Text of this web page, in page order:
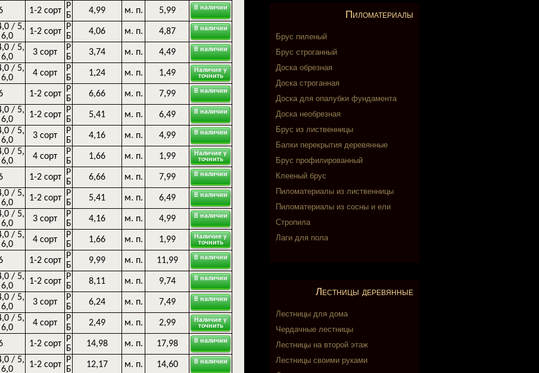
1-2 сорт
Р
Б
4,99 м. п. 5,99 В наличии
/ 5,
1-2 сорт
Р
Б
4,06 м. п. 4,87 В наличии
/ 5,
3 сорт
Р
Б
3,74 м. п. 4,49 В наличии
/ 5,
4 сорт
Р
Б
1,24 м. п. 1,49
Наличие у
точнить
1-2 сорт
Р
Б
6,66 м. п. 7,99 В наличии
/ 5,
1-2 сорт
Р
Б
5,41 м. п. 6,49 В наличии
/ 5,
3 сорт
Р
Б
4,16 м. п. 4,99 В наличии
/ 5,
4 сорт
Р
Б
1,66 м. п. 1,99
Наличие у
точнить
1-2 сорт
Р
Б
6,66 м. п. 7,99 В наличии
/ 5,
1-2 сорт
Р
Б
5,41 м. п. 6,49 В наличии
/ 5,
3 сорт
Р
Б
4,16 м. п. 4,99 В наличии
/ 5,
4 сорт
Р
Б
1,66 м. п. 1,99
Наличие у
точнить
1-2 сорт
Р
Б
9,99 м. п. 11,99 В наличии
/ 5,
1-2 сорт
Р
Б
8,11 м. п. 9,74 В наличии
/ 5,
3 сорт
Р
Б
6,24 м. п. 7,49 В наличии
/ 5,
4 сорт
Р
Б
2,49 м. п. 2,99
Наличие у
точнить
1-2 сорт
Р
Б
14,98 м. п. 17,98 В наличии
/ 5,
1-2 сорт
Р
Б
12,17 м. п. 14,60 В наличии
Пиломатериалы
Брус пиленый
Брус строганный
Доска обрезная
Доска строганная
Доска для опалубки фундамента
Доска необрезная
Брус из лиственницы
Балки перекрытия деревянные
Брус профилированный
Клееный брус
Пиломатериалы из лиственницы
Пиломатериалы из сосны и ели
Стропила
Лаги для пола
Лестницы деревянные
Лестницы для дома
Чердачные лестницы
Лестницы на второй этаж
Лестницы своими руками